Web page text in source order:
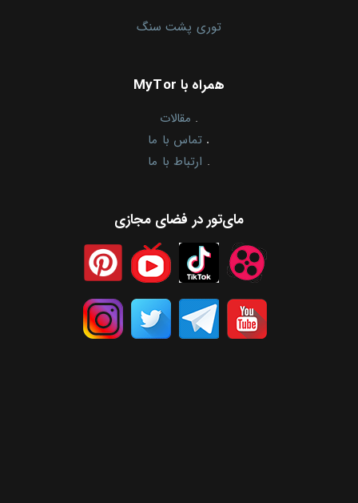
توری پشت سنگ
همراه با MyTor
. مقالات
. تماس با ما
. ارتباط با ما
مای‌تور در فضای مجازی